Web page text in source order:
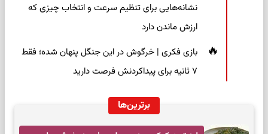
نشانه‌هایی برای تنظیم سرعت و انتخاب چیزی که
ارزش ماندن دارد
بازی فکری | خرگوش در این جنگل پنهان شده؛ فقط
۷ ثانیه برای پیداکردنش فرصت دارید
برترین‌ها